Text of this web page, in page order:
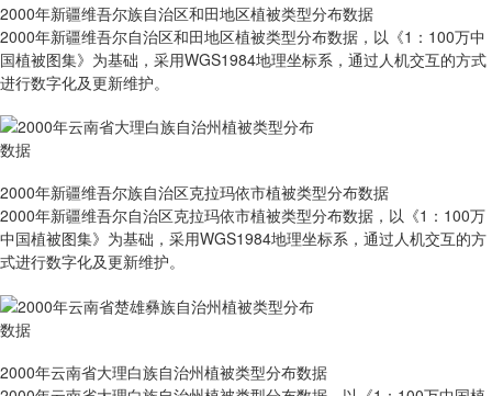
2000年新疆维吾尔族自治区和田地区植被类型分布数据
2000年新疆维吾尔自治区和田地区植被类型分布数据，以《1：100万中
国植被图集》为基础，采用WGS1984地理坐标系，通过人机交互的方式
进行数字化及更新维护。
2000年新疆维吾尔族自治区克拉玛依市植被类型分布数据
2000年新疆维吾尔自治区克拉玛依市植被类型分布数据，以《1：100万
中国植被图集》为基础，采用WGS1984地理坐标系，通过人机交互的方
式进行数字化及更新维护。
2000年云南省大理白族自治州植被类型分布数据